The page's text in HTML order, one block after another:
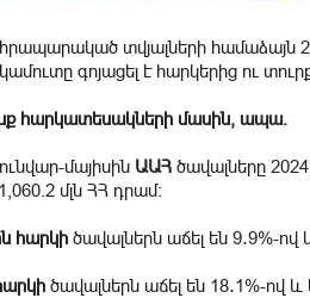
տվյալների համաձայն
գոյացել է հարկերից ու
հարկատեսակների մասին, ապա.
մայիսին ԱԱՀ ծավալները
մլն ՀՀ դրամ։
հարկի ծավալներն աճել են 9․9%-ով
ծավալներն աճել են 18․1%-ով և